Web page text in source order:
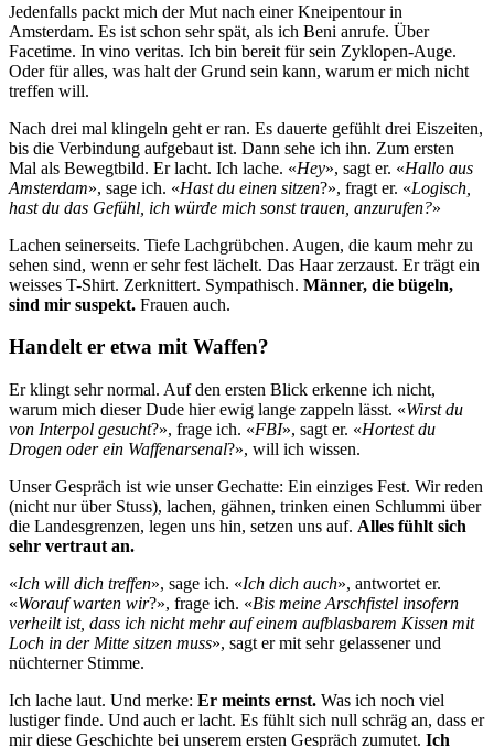
Jedenfalls packt mich der Mut nach einer Kneipentour in
Amsterdam. Es ist schon sehr spät, als ich Beni anrufe. Über
Facetime. In vino veritas. Ich bin bereit für sein Zyklopen-Auge.
Oder für alles, was halt der Grund sein kann, warum er mich nicht
treffen will.
Nach drei mal klingeln geht er ran. Es dauerte gefühlt drei Eiszeiten,
bis die Verbindung aufgebaut ist. Dann sehe ich ihn. Zum ersten
Mal als Bewegtbild. Er lacht. Ich lache. «Hey», sagt er. «Hallo aus
Amsterdam», sage ich. «Hast du einen sitzen?», fragt er. «Logisch,
hast du das Gefühl, ich würde mich sonst trauen, anzurufen?»
Lachen seinerseits. Tiefe Lachgrübchen. Augen, die kaum mehr zu
sehen sind, wenn er sehr fest lächelt. Das Haar zerzaust. Er trägt ein
weisses T-Shirt. Zerknittert. Sympathisch. Männer, die bügeln,
sind mir suspekt. Frauen auch.
Handelt er etwa mit Waffen?
Er klingt sehr normal. Auf den ersten Blick erkenne ich nicht,
warum mich dieser Dude hier ewig lange zappeln lässt. «Wirst du
von Interpol gesucht?», frage ich. «FBI», sagt er. «Hortest du
Drogen oder ein Waffenarsenal?», will ich wissen.
Unser Gespräch ist wie unser Gechatte: Ein einziges Fest. Wir reden
(nicht nur über Stuss), lachen, gähnen, trinken einen Schlummi über
die Landesgrenzen, legen uns hin, setzen uns auf. Alles fühlt sich
sehr vertraut an.
«Ich will dich treffen», sage ich. «Ich dich auch», antwortet er.
«Worauf warten wir?», frage ich. «Bis meine Arschfistel insofern
verheilt ist, dass ich nicht mehr auf einem aufblasbarem Kissen mit
Loch in der Mitte sitzen muss», sagt er mit sehr gelassener und
nüchterner Stimme.
Ich lache laut. Und merke: Er meints ernst. Was ich noch viel
lustiger finde. Und auch er lacht. Es fühlt sich null schräg an, dass er
mir diese Geschichte bei unserem ersten Gespräch zumutet. Ich